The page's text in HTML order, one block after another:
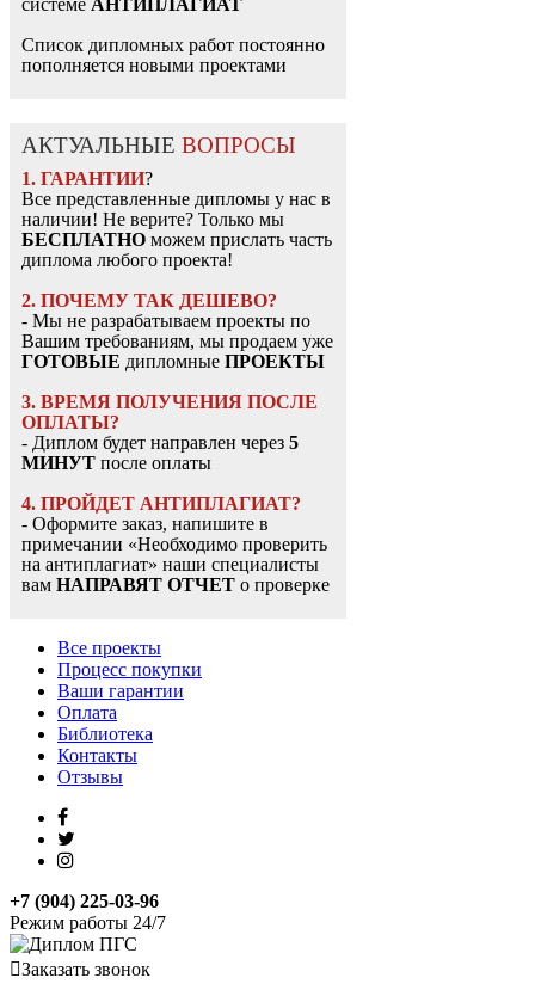
системе АНТИПЛАГИАТ
Список дипломных работ постоянно
пополняется новыми проектами
АКТУАЛЬНЫЕ ВОПРОСЫ
1. ГАРАНТИИ?
Все представленные дипломы у нас в
наличии! Не верите? Только мы
БЕСПЛАТНО можем прислать часть
диплома любого проекта!
2. ПОЧЕМУ ТАК ДЕШЕВО?
- Мы не разрабатываем проекты по
Вашим требованиям, мы продаем уже
ГОТОВЫЕ дипломные ПРОЕКТЫ
3. ВРЕМЯ ПОЛУЧЕНИЯ ПОСЛЕ
ОПЛАТЫ?
- Диплом будет направлен через 5
МИНУТ после оплаты
4. ПРОЙДЕТ АНТИПЛАГИАТ?
- Оформите заказ, напишите в
примечании «Необходимо проверить
на антиплагиат» наши специалисты
вам НАПРАВЯТ ОТЧЕТ о проверке
Все проекты
Процесс покупки
Ваши гарантии
Оплата
Библиотека
Контакты
Отзывы
+7 (904) 225-03-96
Режим работы 24/7
Заказать звонок